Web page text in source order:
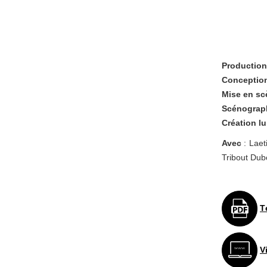
Production
Mise en
Création
Avec :
Tribout